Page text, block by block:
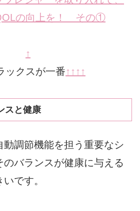
の向上を！ その①
↑
ックスが一番↑↑↑↑
スと健康
動調節機能を担う重要なシ
のバランスが健康に与える
です。